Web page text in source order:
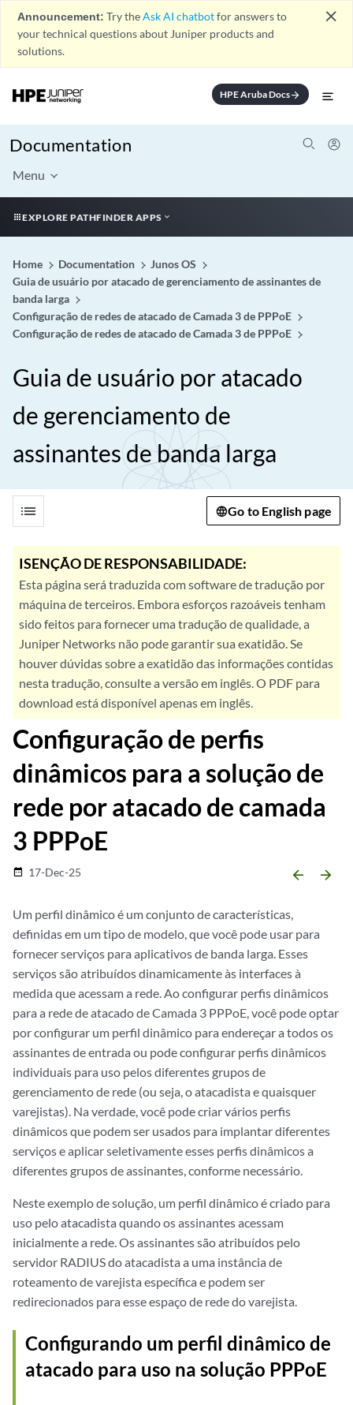
Announcement: Try theAsk AI chatbotfor answers to
your technical questions about Juniper products and
solutions.
close
HPE Aruba Docsarrow_forward
Documentation
Menu
EXPLORE PATHFINDER APPS
Home Documentation
Junos OS
Guia de usuário por atacado de gerenciamento de assinantes de
banda larga
Configuração de redes de atacado de Camada 3 de PPPoE
Configuração de redes de atacado de Camada 3 de PPPoE
Guia de usuário por atacado
de gerenciamento de
assinantes de banda larga
list Go to English page
ISENÇÃO DE RESPONSABILIDADE:
Esta página será traduzida com software de tradução por
máquina de terceiros. Embora esforços razoáveis tenham
sido feitos para fornecer uma tradução de qualidade, a
Juniper Networks não pode garantir sua exatidão. Se
houver dúvidas sobre a exatidão das informações contidas
nesta tradução, consulte a versão em inglês. O PDF para
download está disponível apenas em inglês.
Configuração de perfis
dinâmicos para a solução de
rede por atacado de camada
3 PPPoE
date_range 17-Dec-25 arrow_backward arrow_forward
Um perfil dinâmico é um conjunto de características,
definidas em um tipo de modelo, que você pode usar para
fornecer serviços para aplicativos de banda larga. Esses
serviços são atribuídos dinamicamente às interfaces à
medida que acessam a rede. Ao configurar perfis dinâmicos
para a rede de atacado de Camada 3 PPPoE, você pode optar
por configurar um perfil dinâmico para endereçar a todos os
assinantes de entrada ou pode configurar perfis dinâmicos
individuais para uso pelos diferentes grupos de
gerenciamento de rede (ou seja, o atacadista e quaisquer
varejistas). Na verdade, você pode criar vários perfis
dinâmicos que podem ser usados para implantar diferentes
serviços e aplicar seletivamente esses perfis dinâmicos a
diferentes grupos de assinantes, conforme necessário.
Neste exemplo de solução, um perfil dinâmico é criado para
uso pelo atacadista quando os assinantes acessam
inicialmente a rede. Os assinantes são atribuídos pelo
servidor RADIUS do atacadista a uma instância de
roteamento de varejista específica e podem ser
redirecionados para esse espaço de rede do varejista.
Configurando um perfil dinâmico de
atacado para uso na solução PPPoE